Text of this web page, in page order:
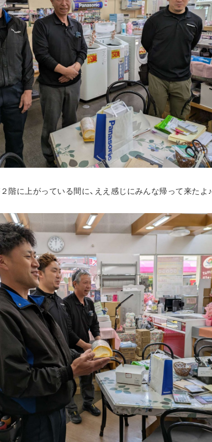
階に上がっている間に、ええ感じにみんな帰って来たよ♪